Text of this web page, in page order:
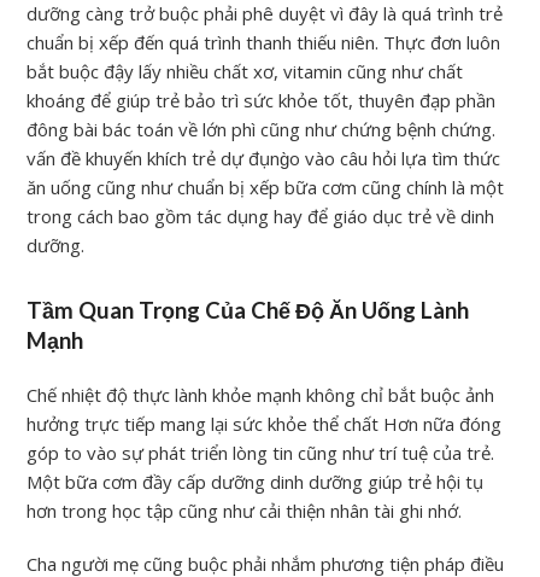
dưỡng càng trở buộc phải phê duyệt vì đây là quá trình trẻ
chuẩn bị xếp đến quá trình thanh thiếu niên. Thực đơn luôn
bắt buộc đậy lấy nhiều chất xơ, vitamin cũng như chất
khoáng để giúp trẻ bảo trì sức khỏe tốt, thuyên đạp phần
đông bài bác toán về lớn phì cũng như chứng bệnh chứng.
vấn đề khuyến khích trẻ dự đụng̀o vào câu hỏi lựa tìm thức
ăn uống cũng như chuẩn bị xếp bữa cơm cũng chính là một
trong cách bao gồm tác dụng hay để giáo dục trẻ về dinh
dưỡng.
Tầm Quan Trọng Của Chế Độ Ăn Uống Lành
Mạnh
Chế nhiệt độ thực lành khỏe mạnh không chỉ bắt buộc ảnh
hưởng trực tiếp mang lại sức khỏe thể chất Hơn nữa đóng
góp to vào sự phát triển lòng tin cũng như trí tuệ của trẻ.
Một bữa cơm đầy cấp dưỡng dinh dưỡng giúp trẻ hội tụ
hơn trong học tập cũng như cải thiện nhân tài ghi nhớ.
Cha người mẹ cũng buộc phải nhắm phương tiện pháp điều